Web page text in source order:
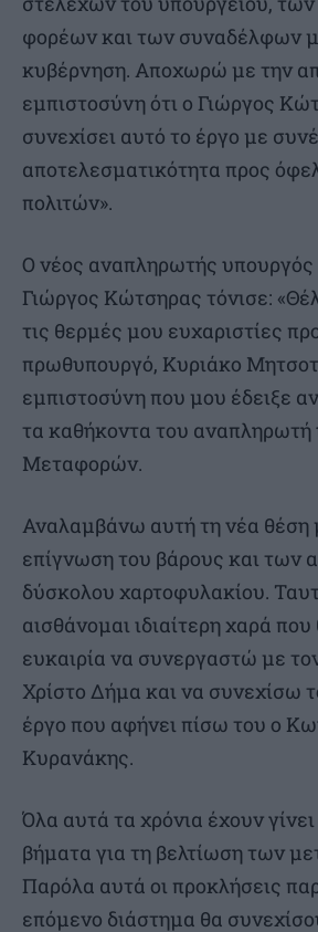
φορέων και των συναδέλφων
κυβέρνηση. Αποχωρώ με την
εμπιστοσύνη ότι ο Γιώργος
συνεχίσει αυτό το έργο με
αποτελεσματικότητα προς
πολιτών».
Ο νέος αναπληρωτής
Γιώργος Κώτσηρας τόνισε:
τις θερμές μου ευχαριστίες
πρωθυπουργό, Κυριάκο
εμπιστοσύνη που μου έδειξε
τα καθήκοντα του αναπληρωτή
Μεταφορών.
Αναλαμβάνω αυτή τη νέα θέση
επίγνωση του βάρους και των
δύσκολου χαρτοφυλακίου.
αισθάνομαι ιδιαίτερη χαρά
ευκαιρία να συνεργαστώ με
Χρίστο Δήμα και να συνεχίσω
έργο που αφήνει πίσω του ο
Κυρανάκης.
Όλα αυτά τα χρόνια έχουν
βήματα για τη βελτίωση των
Παρόλα αυτά οι προκλήσεις
επόμενο διάστημα θα